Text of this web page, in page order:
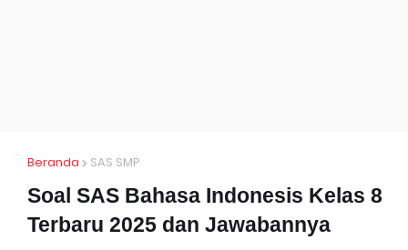
Beranda SAS SMP
Soal SAS Bahasa Indonesis Kelas 8
Terbaru 2025 dan Jawabannya